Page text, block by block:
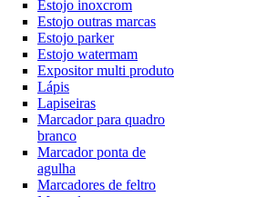
Estojo inoxcrom
Estojo outras marcas
Estojo parker
Estojo watermam
Expositor multi produto
Lápis
Lapiseiras
Marcador para quadro
branco
Marcador ponta de
agulha
Marcadores de feltro